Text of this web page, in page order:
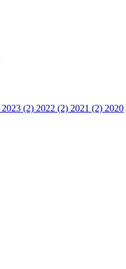
2023 (2) 2022 (2) 2021 (2) 2020